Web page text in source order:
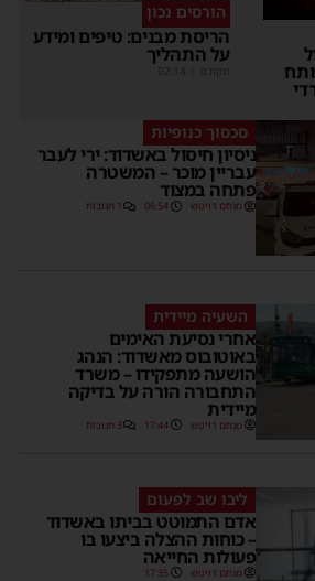
הורסים נכון
הריסת מבנים: טיפים ומידע
על התהליך
מקודם
סכסוך כנופיות
ניסיון חיסול באשדוד: ירי לעבר
עבריין מוכר – המשטרה
פתחה במצוד
מנחם דויטש 06:54 1 תגובות
השעיה מיידית
אחרי נסיעת האימים
באוטובוס מאשדוד: הנהג
הושעה מתפקידו – משרד
התחבורה הורה על בדיקה
מיידית
מנחם דויטש 17:44 3 תגובות
ליבו שב לפעום
אדם התמוטט בביתו באשדוד
– כוחות ההצלה ביצעו בו
פעולות החייאה
מנחם דויטש 17:35